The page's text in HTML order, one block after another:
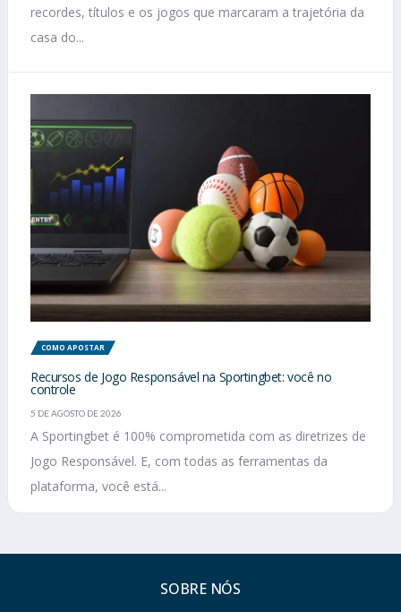
recordes, títulos e os jogos que marcaram a trajetória da
casa do...
COMO APOSTAR
Recursos de Jogo Responsável na Sportingbet: você no
controle
5 DE AGOSTO DE 2026
A Sportingbet é 100% comprometida com as diretrizes de
Jogo Responsável. E, com todas as ferramentas da
plataforma, você está...
SOBRE NÓS